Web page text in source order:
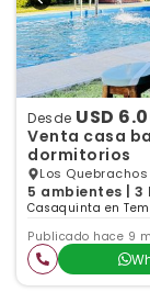
Desde USD
Venta casa
dormitorios
Los Quebrachos
5 ambientes | 3
Casaquinta en
Publicado hace 9